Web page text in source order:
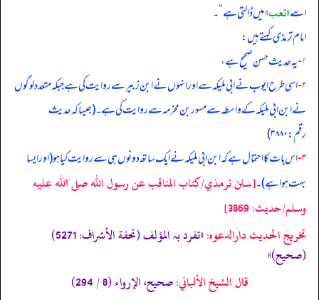
اسے«تعب»میں ڈالتی ہے“۔
امام ترمذی کہتے ہیں:
۱- یہ حدیث حسن صحیح ہے،
۲- اسی طرح ایوب نے ابی ملیکہ سے اور انہوں نے ابن زبیر سے روایت کی ہے جبکہ متعدد لوگوں
نے ابن ابی ملیکہ کے واسطہ سے مسور بن مخرمہ سے روایت کی ہے۔ (جیسا کہ حدیث
رقم: ۳۸۸۰)
۳- اس بات کا احتمال ہے کہ ابن ابی ملیکہ نے ایک ساتھ دونوں ہی سے روایت کیا ہو (اور ایسا
بہت ہوا ہے)۔[سنن ترمذي/كتاب المناقب عن رسول الله صلى الله عليه
وسلم/حدیث: 3869]
تخریج الحدیث دارالدعوہ:
«تفرد بہ المؤلف (تحفة الأشراف: 5271)
(صحیح)»
قال الشيخ الألباني:صحيح، الإرواء (8 / 294)